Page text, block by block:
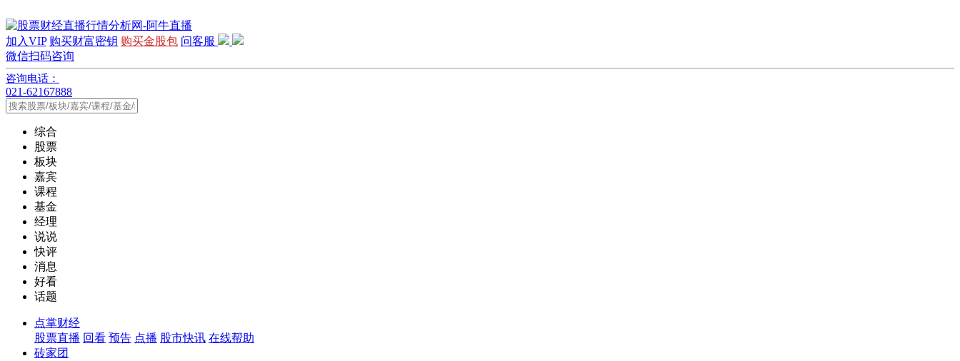
加入VIP 购买财富密钥 购买金股包 问客服
微信扫码咨询
咨询电话：
021-62167888
综合
股票
板块
嘉宾
课程
基金
经理
说说
快评
消息
好看
话题
点掌财经
股票直播 回看 预告 点播 股市快讯 在线帮助
砖家团